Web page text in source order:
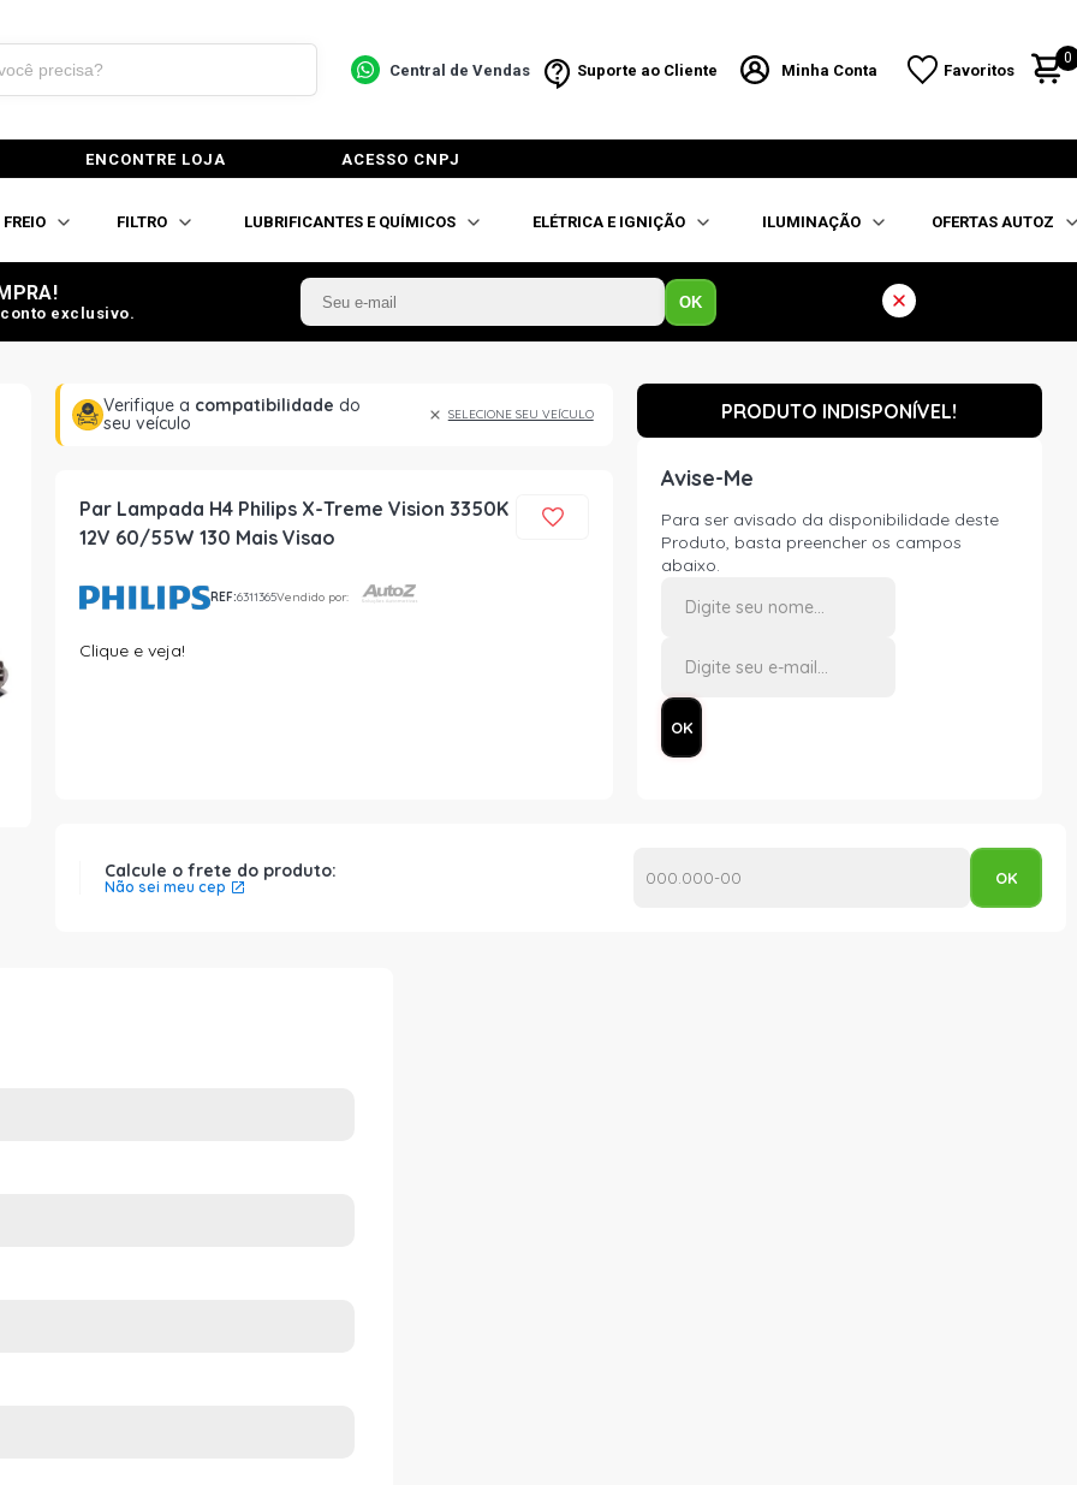
Central de Vendas Suporte ao Cliente Minha Conta Favoritos
0
ENCONTRE LOJA ACESSO CNPJ
FREIO FILTRO LUBRIFICANTES E QUÍMICOS ELÉTRICA E IGNIÇÃO ILUMINAÇÃO OFERTAS AUTOZ
exclusivo.
OK
Verifique a compatibilidade do
seu veículo
SELECIONE SEU VEÍCULO
Par Lampada H4 Philips X-Treme Vision 3350K
12V 60/55W 130 Mais Visao
REF:6311365Vendido por:
Clique e veja!
PRODUTO INDISPONÍVEL!
Avise-Me
Para ser avisado da disponibilidade deste
Produto, basta preencher os campos
abaixo.
Calcule o frete do produto:
Não sei meu cep